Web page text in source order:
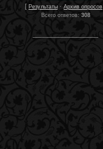
[ Результаты · Архив опросов
Всего ответов: 308